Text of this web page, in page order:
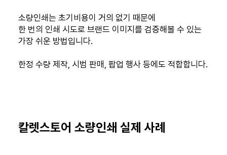
소량인쇄는 초기비용이 거의 없기 때문에
한 번의 인쇄 시도로 브랜드 이미지를 검증해볼 수 있는
가장 쉬운 방법입니다.
한정 수량 제작, 시범 판매, 팝업 행사 등에도 적합합니다.
칼렛스토어 소량인쇄 실제 사례